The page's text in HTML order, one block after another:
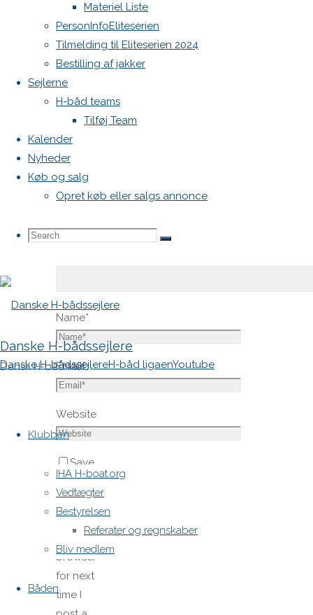
Materiel Liste
PersonInfoEliteserien
Tilmelding til Eliteserien 2024
Bestilling af jakker
Sejlerne
H-båd teams
Tilføj Team
Kalender
Nyheder
Køb og salg
Opret køb eller salgs annonce
Search
Search
Search
Danske H-bådssejlere
Dansk H-båd klub
Danske H-bådssejlereH-båd ligaenYoutube
Klubben
IHA H-boat.org
Vedtægter
Bestyrelsen
Referater og regnskaber
Bliv medlem
Båden
Din e-
mailadresse
vil ikke
blive
publiceret.
Krævede
felter er
markeret
med
Comment
Name*
Email*
Website
Save
my name,
email,
and site
URL in my
browser
for next
time I